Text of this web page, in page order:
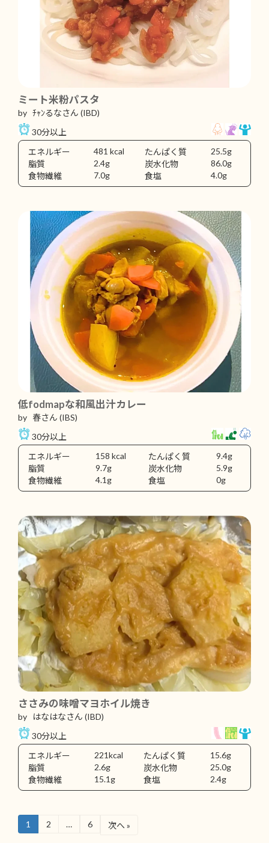
ミート米粉パスタ
by ﾁｬﾝるなさん (IBD)
30分以上
エネルギー
481 kcal たんぱく質
25.5g
脂質
2.4g 炭水化物
86.0g
食物繊維
7.0g 食塩 4.0g
低fodmapな和風出汁カレー
by 春さん (IBS)
30分以上
エネルギー
158 kcal たんぱく質
9.4g
脂質
9.7g 炭水化物
5.9g
食物繊維
4.1g 食塩 0g
ささみの味噌マヨホイル焼き
by はなはなさん (IBD)
30分以上
エネルギー
221kcal たんぱく質
15.6g
脂質
2.6g 炭水化物
25.0g
食物繊維
15.1g 食塩 2.4g
1 2 … 6 次へ »